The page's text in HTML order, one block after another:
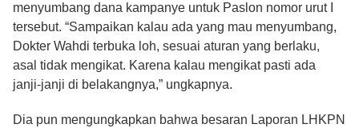
menyumbang dana kampanye untuk Paslon nomor urut I
tersebut. “Sampaikan kalau ada yang mau menyumbang,
Dokter Wahdi terbuka loh, sesuai aturan yang berlaku,
asal tidak mengikat. Karena kalau mengikat pasti ada
janji-janji di belakangnya,” ungkapnya.
Dia pun mengungkapkan bahwa besaran Laporan LHKPN